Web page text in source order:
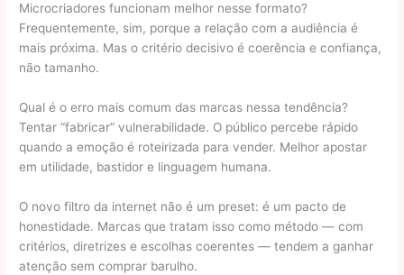
Microcriadores funcionam melhor nesse formato?
Frequentemente, sim, porque a relação com a audiência é
mais próxima. Mas o critério decisivo é coerência e confiança,
não tamanho.
Qual é o erro mais comum das marcas nessa tendência?
Tentar “fabricar” vulnerabilidade. O público percebe rápido
quando a emoção é roteirizada para vender. Melhor apostar
em utilidade, bastidor e linguagem humana.
O novo filtro da internet não é um preset: é um pacto de
honestidade. Marcas que tratam isso como método — com
critérios, diretrizes e escolhas coerentes — tendem a ganhar
atenção sem comprar barulho.